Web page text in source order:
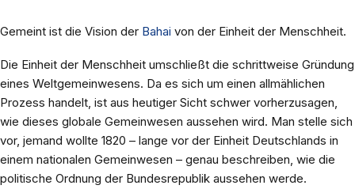
Gemeint ist die Vision der Bahai von der Einheit der Menschheit.
Die Einheit der Menschheit umschließt die schrittweise Gründung
eines Weltgemeinwesens. Da es sich um einen allmählichen
Prozess handelt, ist aus heutiger Sicht schwer vorherzusagen,
wie dieses globale Gemeinwesen aussehen wird. Man stelle sich
vor, jemand wollte 1820 – lange vor der Einheit Deutschlands in
einem nationalen Gemeinwesen – genau beschreiben, wie die
politische Ordnung der Bundesrepublik aussehen werde.